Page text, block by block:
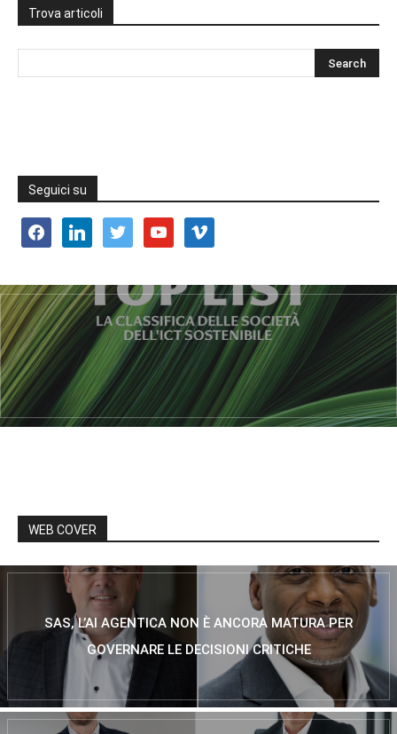
Trova articoli
Seguici su
facebooklinkedin twitter youtube vimeo
WEB COVER
SAS, L’AI AGENTICA NON È ANCORA MATURA PER
GOVERNARE LE DECISIONI CRITICHE